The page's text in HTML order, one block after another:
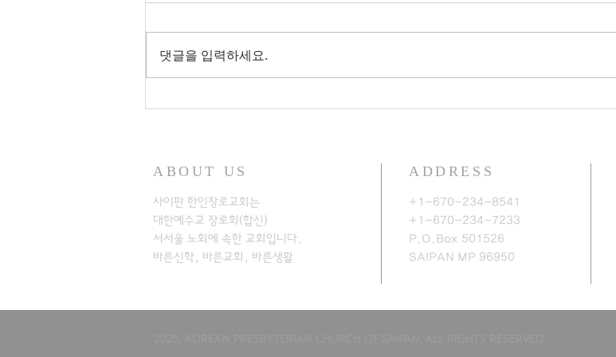
댓글을 입력하세요.
ABOUT US
사이판 한인장로교회는
대한예수교 장로회(합신)
서서울 노회에 속한 교회입니다.
바른신학, 바른교회, 바른생활
ADDRESS
+1-670-234-8541
+1-670-234-7233
P.O.Box 501526
SAIPAN MP 96950​